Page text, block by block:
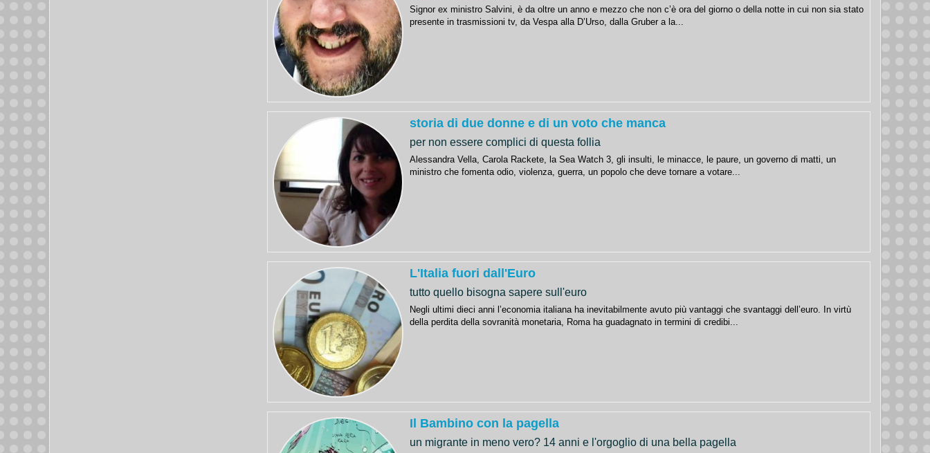
Signor ex ministro Salvini, è da oltre un anno e mezzo che non c’è ora del giorno o della notte in cui non sia stato
presente in trasmissioni tv, da Vespa alla D’Urso, dalla Gruber a la...
storia di due donne e di un voto che manca
per non essere complici di questa follia
Alessandra Vella, Carola Rackete, la Sea Watch 3, gli insulti, le minacce, le paure, un governo di matti, un
ministro che fomenta odio, violenza, guerra, un popolo che deve tornare a votare...
L'Italia fuori dall'Euro
tutto quello bisogna sapere sull'euro
Negli ultimi dieci anni l’economia italiana ha inevitabilmente avuto più vantaggi che svantaggi dell’euro. In virtù
della perdita della sovranità monetaria, Roma ha guadagnato in termini di credibi...
Il Bambino con la pagella
un migrante in meno vero? 14 anni e l'orgoglio di una bella pagella